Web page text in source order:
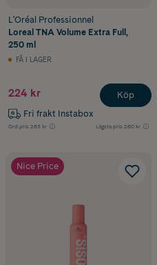
L'Oréal Professionnel
Loreal TNA Volume Extra Full,
250 ml
FÅ I LAGER
224 kr
Fri frakt Instabox
Ord.pris 263 kr Lägsta pris 260 kr
Köp
Nice Price